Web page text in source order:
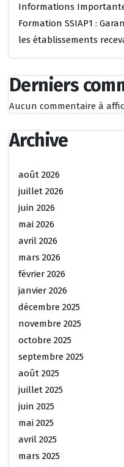
Informations
Formation SSIAP1 :
les établissements
Derniers
Aucun commentaire à
Archive
août 2026
juillet 2026
juin 2026
mai 2026
avril 2026
mars 2026
février 2026
janvier 2026
décembre 2025
novembre 2025
octobre 2025
septembre 2025
août 2025
juillet 2025
juin 2025
mai 2025
avril 2025
mars 2025